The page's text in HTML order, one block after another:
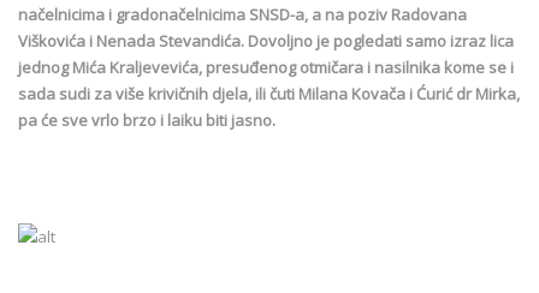
načelnicima i gradonačelnicima SNSD-a, a na poziv Radovana
Viškovića i Nenada Stevandića. Dovoljno je pogledati samo izraz lica
jednog Mića Kraljevevića, presuđenog otmičara i nasilnika kome se i
sada sudi za više krivičnih djela, ili čuti Milana Kovača i Ćurić dr Mirka,
pa će sve vrlo brzo i laiku biti jasno.